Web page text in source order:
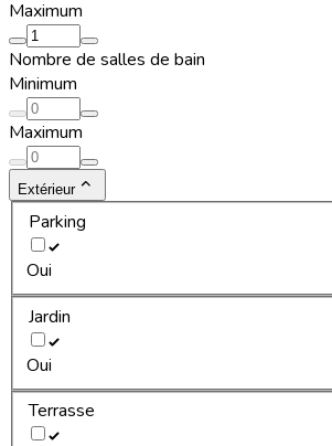
Maximum
Nombre de salles de bain
Minimum
Maximum
Extérieur
Parking
Oui
Jardin
Oui
Terrasse